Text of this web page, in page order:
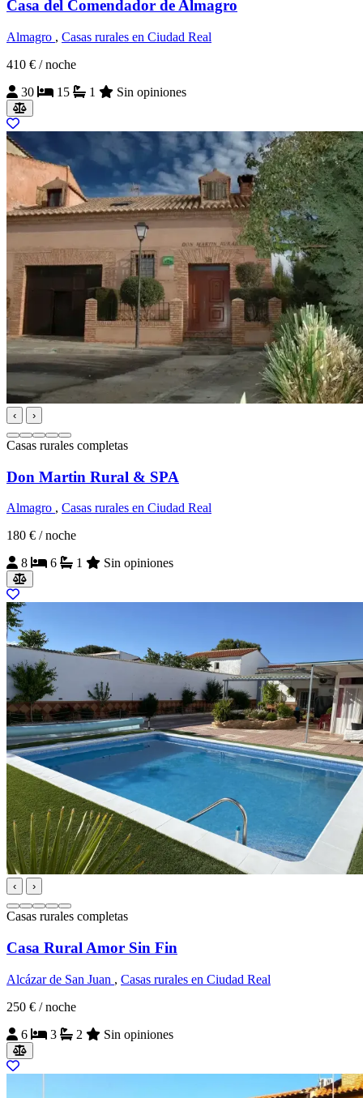
Casa del Comendador de Almagro
Almagro , Casas rurales en Ciudad Real
410 € / noche
30
15 1 Sin opiniones
‹ ›
Casas rurales completas
Don Martin Rural & SPA
Almagro , Casas rurales en Ciudad Real
180 € / noche
8
6 1 Sin opiniones
‹ ›
Casas rurales completas
Casa Rural Amor Sin Fin
Alcázar de San Juan , Casas rurales en Ciudad Real
250 € / noche
6
3 2 Sin opiniones